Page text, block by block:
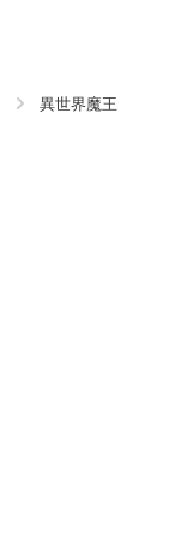
異世界魔王